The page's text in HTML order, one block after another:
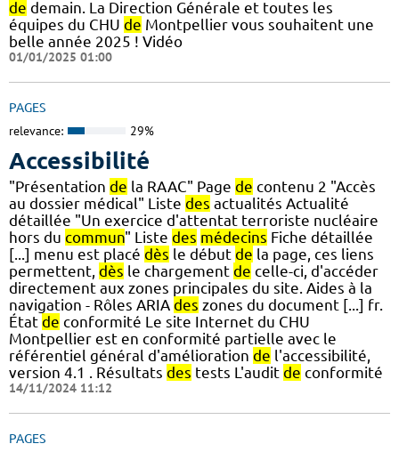
de demain. La Direction Générale et toutes les
équipes du CHU de Montpellier vous souhaitent une
belle année 2025 ! Vidéo
01/01/2025 01:00
PAGES
relevance: 29%
Accessibilité
"Présentation de la RAAC" Page de contenu 2 "Accès
au dossier médical" Liste des actualités Actualité
détaillée "Un exercice d'attentat terroriste nucléaire
hors du commun" Liste des médecins Fiche détaillée
[...] menu est placé dès le début de la page, ces liens
permettent, dès le chargement de celle-ci, d'accéder
directement aux zones principales du site. Aides à la
navigation - Rôles ARIA des zones du document [...] fr.
État de conformité Le site Internet du CHU
Montpellier est en conformité partielle avec le
référentiel général d'amélioration de l'accessibilité,
version 4.1 . Résultats des tests L'audit de conformité
14/11/2024 11:12
PAGES